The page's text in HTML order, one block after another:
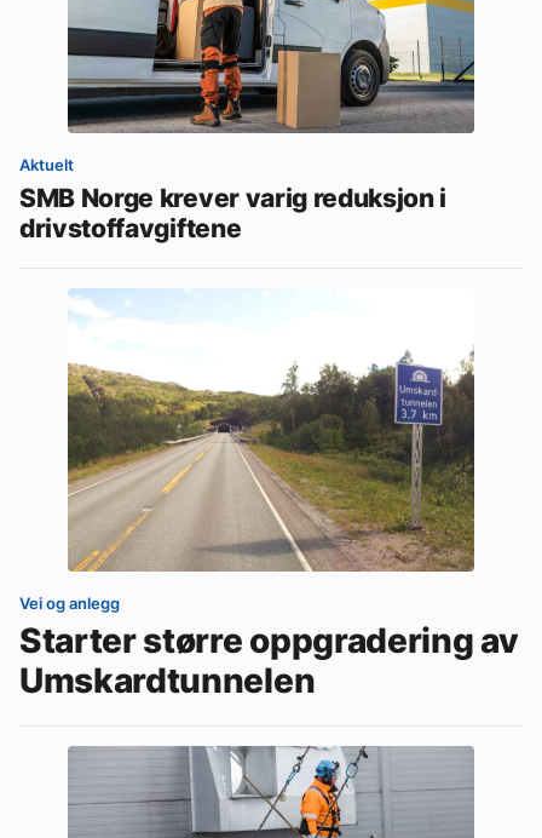
Aktuelt
SMB Norge krever varig reduksjon i
drivstoffavgiftene
Vei og anlegg
Starter større oppgradering av
Umskardtunnelen